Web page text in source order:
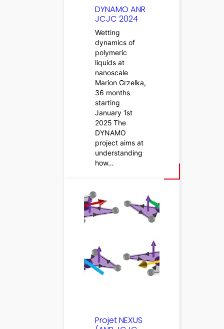
DYNAMO ANR
JCJC 2024
Wetting
dynamics of
polymeric
liquids at
nanoscale
Marion Grzelka,
36 months
starting
January 1st
2025 The
DYNAMO
project aims at
understanding
how…
Projet NEXUS